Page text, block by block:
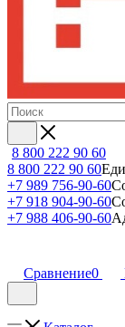
8 800 222 90 60
8 800 222 90 60
+7 989 756-90-60
+7 918 904-90-60
+7 988 406-90-60
Сравнение0